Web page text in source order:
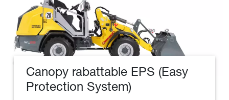
Canopy rabattable EPS (Easy
Protection System)